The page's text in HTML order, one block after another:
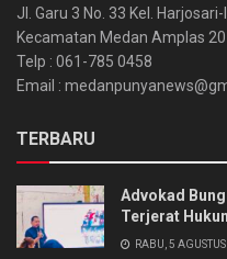
Jl. Garu 3 No. 33 Kel. Harjosari-I
Kecamatan Medan Amplas
Telp : 061-785 0458
Email :
TERBARU
Advokad
Terjerat
RABU, 5